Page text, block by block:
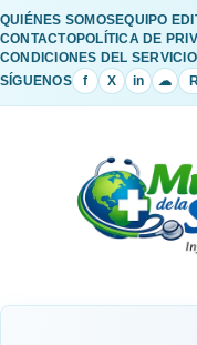
QUIÉNES SOMOSEQUIPO
CONTACTOPOLÍTICA DE
CONDICIONES DEL SERVICIO
SÍGUENOS
f X in ☁